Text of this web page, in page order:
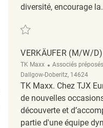
diversité, encourage
VERKÄUFER (M/W/D)
TK Maxx Catégorie
Associés
Dallgow-Doberitz, 14624
TK Maxx. Chez TJX
de nouvelles
découverte et
partie d'une équipe